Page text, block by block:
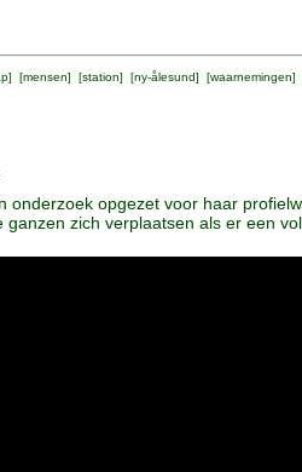
] [mensen] [station] [ny-ålesund] [waarnemingen]
onderzoek opgezet voor haar
ganzen zich verplaatsen als er een